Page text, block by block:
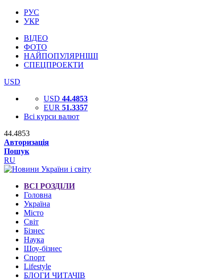
РУС
УКР
ВІДЕО
ФОТО
НАЙПОПУЛЯРНІШІ
СПЕЦПРОЕКТИ
USD
USD 44.4853
EUR 51.3357
Всі курси валют
44.4853
Авторизація
Пошук
RU
ВСІ РОЗДІЛИ
Головна
Україна
Місто
Світ
Бізнес
Наука
Шоу-бізнес
Спорт
Lifestyle
БЛОГИ ЧИТАЧІВ